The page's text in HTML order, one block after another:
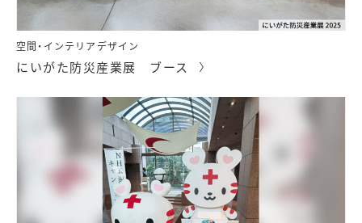
空間・インテリアデザイン
にいがた防災産業展 ブース